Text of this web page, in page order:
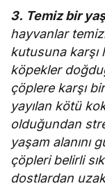
3. Temiz bir
hayvanlar
kutusuna karşı
köpekler
çöplere karşı
yayılan kötü
olduğundan
yaşam alanını
çöpleri belirli
dostlardan